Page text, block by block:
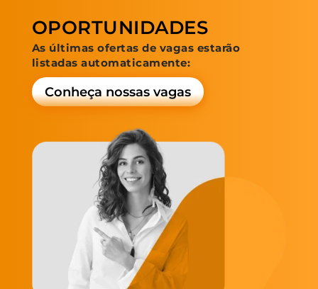
OPORTUNIDADES
As últimas ofertas de vagas estarão
listadas automaticamente:
Conheça nossas vagas